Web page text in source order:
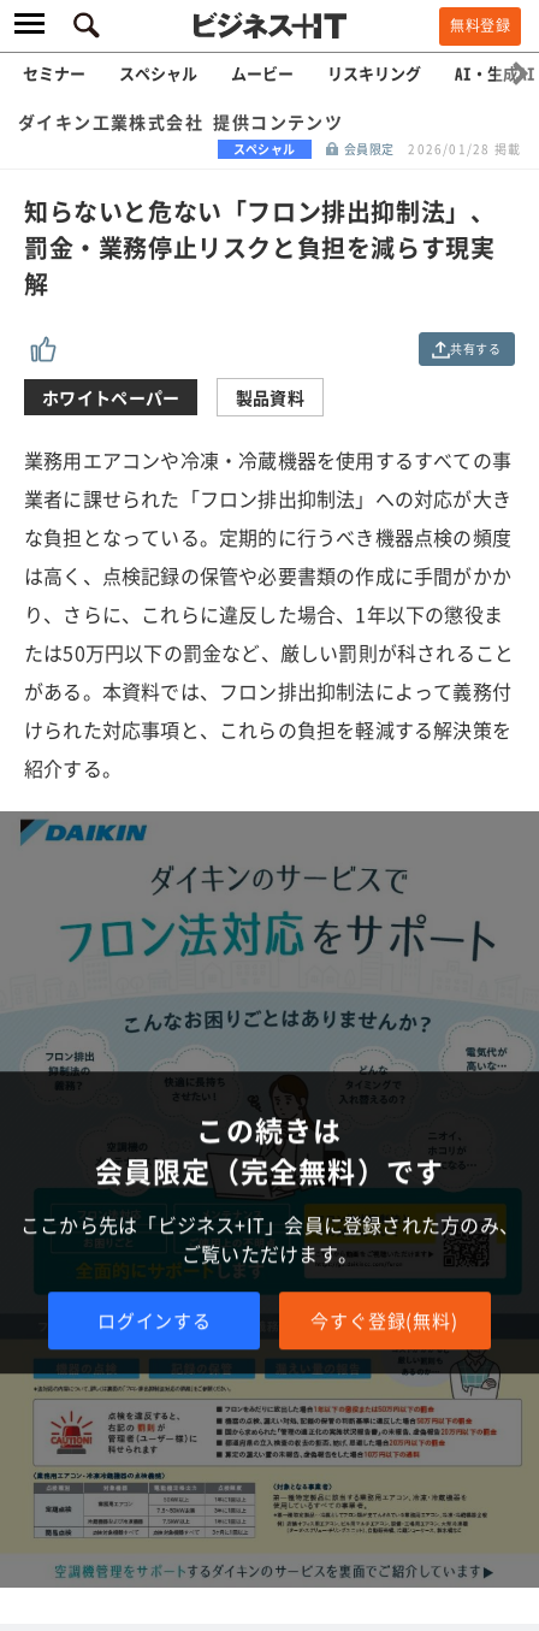
無料登録
セミナー スペシャル ムービー リスキリング AI・生成AI
ダイキン工業株式会社 提供コンテンツ
スペシャル 会員限定 2026/01/28 掲載
知らないと危ない「フロン排出抑制法」、
罰金・業務停止リスクと負担を減らす現実
解
共有する
ホワイトペーパー 製品資料
業務用エアコンや冷凍・冷蔵機器を使用するすべての事
業者に課せられた「フロン排出抑制法」への対応が大き
な負担となっている。定期的に行うべき機器点検の頻度
は高く、点検記録の保管や必要書類の作成に手間がかか
り、さらに、これらに違反した場合、1年以下の懲役ま
たは50万円以下の罰金など、厳しい罰則が科されること
がある。本資料では、フロン排出抑制法によって義務付
けられた対応事項と、これらの負担を軽減する解決策を
紹介する。
この続きは
会員限定（完全無料）です
ここから先は「ビジネス+IT」会員に登録された方のみ、
ご覧いただけます。
ログインする 今すぐ登録(無料)